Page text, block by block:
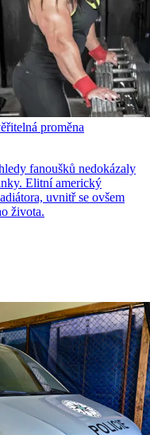
proměna
fanoušků nedokázaly
Elitní americký
uvnitř se ovšem
života.